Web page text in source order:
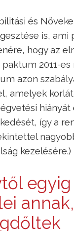
és
is, ami
hogy az
2011-
azon
amelyek
hiányát
így a
kezelésére.)
egyig
annak,